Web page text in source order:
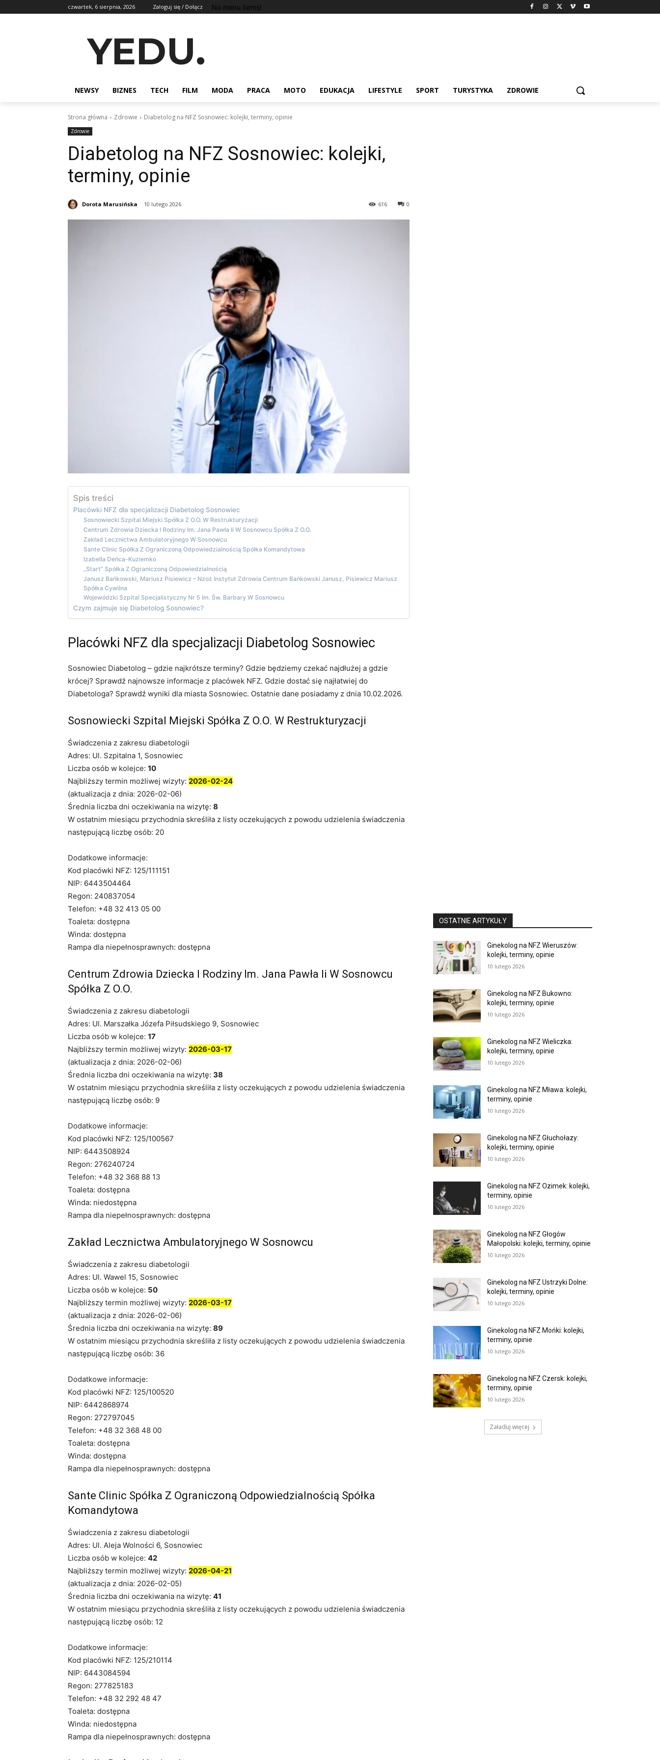
czwartek, 6 sierpnia, 2026 Zaloguj się / Dołącz No menu items!
YEDU.
NEWSY BIZNES TECH FILM MODA PRACA MOTO EDUKACJA LIFESTYLE SPORT TURYSTYKA ZDROWIE
Strona główna Zdrowie Diabetolog na NFZ Sosnowiec: kolejki, terminy, opinie
Zdrowie
Diabetolog na NFZ Sosnowiec: kolejki,
terminy, opinie
Dorota Marusińska 10 lutego 2026 0
616
Spis treści
Placówki NFZ dla specjalizacji Diabetolog Sosnowiec
Sosnowiecki Szpital Miejski Spółka Z O.O. W Restrukturyzacji
Centrum Zdrowia Dziecka I Rodziny Im. Jana Pawła Ii W Sosnowcu Spółka Z O.O.
Zakład Lecznictwa Ambulatoryjnego W Sosnowcu
Sante Clinic Spółka Z Ograniczoną Odpowiedzialnością Spółka Komandytowa
Izabella Deńca-Kuziemko
„Start” Spółka Z Ograniczoną Odpowiedzialnością
Janusz Bańkowski, Mariusz Pisiewicz – Nzoz Instytut Zdrowia Centrum Bańkowski Janusz, Pisiewicz Mariusz
Spółka Cywilna
Wojewódzki Szpital Specjalistyczny Nr 5 Im. Św. Barbary W Sosnowcu
Czym zajmuje się Diabetolog Sosnowiec?
Placówki NFZ dla specjalizacji Diabetolog Sosnowiec
Sosnowiec Diabetolog – gdzie najkrótsze terminy? Gdzie będziemy czekać najdłużej a gdzie
krócej? Sprawdź najnowsze informacje z placówek NFZ. Gdzie dostać się najłatwiej do
Diabetologa? Sprawdź wyniki dla miasta Sosnowiec. Ostatnie dane posiadamy z dnia 10.02.2026.
Sosnowiecki Szpital Miejski Spółka Z O.O. W Restrukturyzacji
Świadczenia z zakresu diabetologii
Adres: Ul. Szpitalna 1, Sosnowiec
Liczba osób w kolejce: 10
Najbliższy termin możliwej wizyty: 2026-02-24
(aktualizacja z dnia: 2026-02-06)
Średnia liczba dni oczekiwania na wizytę: 8
W ostatnim miesiącu przychodnia skreśliła z listy oczekujących z powodu udzielenia świadczenia
następującą liczbę osób: 20
Dodatkowe informacje:
Kod placówki NFZ: 125/111151
NIP: 6443504464
Regon: 240837054
Telefon: +48 32 413 05 00
Toaleta: dostępna
Winda: dostępna
Rampa dla niepełnosprawnych: dostępna
Centrum Zdrowia Dziecka I Rodziny Im. Jana Pawła Ii W Sosnowcu
Spółka Z O.O.
Świadczenia z zakresu diabetologii
Adres: Ul. Marszałka Józefa Piłsudskiego 9, Sosnowiec
Liczba osób w kolejce: 17
Najbliższy termin możliwej wizyty: 2026-03-17
(aktualizacja z dnia: 2026-02-06)
Średnia liczba dni oczekiwania na wizytę: 38
W ostatnim miesiącu przychodnia skreśliła z listy oczekujących z powodu udzielenia świadczenia
następującą liczbę osób: 9
Dodatkowe informacje:
Kod placówki NFZ: 125/100567
NIP: 6443508924
Regon: 276240724
Telefon: +48 32 368 88 13
Toaleta: dostępna
Winda: niedostępna
Rampa dla niepełnosprawnych: dostępna
Zakład Lecznictwa Ambulatoryjnego W Sosnowcu
Świadczenia z zakresu diabetologii
Adres: Ul. Wawel 15, Sosnowiec
Liczba osób w kolejce: 50
Najbliższy termin możliwej wizyty: 2026-03-17
(aktualizacja z dnia: 2026-02-06)
Średnia liczba dni oczekiwania na wizytę: 89
W ostatnim miesiącu przychodnia skreśliła z listy oczekujących z powodu udzielenia świadczenia
następującą liczbę osób: 36
Dodatkowe informacje:
Kod placówki NFZ: 125/100520
NIP: 6442868974
Regon: 272797045
Telefon: +48 32 368 48 00
Toaleta: dostępna
Winda: dostępna
Rampa dla niepełnosprawnych: dostępna
Sante Clinic Spółka Z Ograniczoną Odpowiedzialnością Spółka
Komandytowa
Świadczenia z zakresu diabetologii
Adres: Ul. Aleja Wolności 6, Sosnowiec
Liczba osób w kolejce: 42
Najbliższy termin możliwej wizyty: 2026-04-21
(aktualizacja z dnia: 2026-02-05)
Średnia liczba dni oczekiwania na wizytę: 41
W ostatnim miesiącu przychodnia skreśliła z listy oczekujących z powodu udzielenia świadczenia
następującą liczbę osób: 12
Dodatkowe informacje:
Kod placówki NFZ: 125/210114
NIP: 6443084594
Regon: 277825183
Telefon: +48 32 292 48 47
Toaleta: dostępna
Winda: niedostępna
Rampa dla niepełnosprawnych: dostępna
OSTATNIE ARTYKUŁY
Ginekolog na NFZ Wieruszów:
kolejki, terminy, opinie
10 lutego 2026
Ginekolog na NFZ Bukowno:
kolejki, terminy, opinie
10 lutego 2026
Ginekolog na NFZ Wieliczka:
kolejki, terminy, opinie
10 lutego 2026
Ginekolog na NFZ Mława: kolejki,
terminy, opinie
10 lutego 2026
Ginekolog na NFZ Głuchołazy:
kolejki, terminy, opinie
10 lutego 2026
Ginekolog na NFZ Ozimek: kolejki,
terminy, opinie
10 lutego 2026
Ginekolog na NFZ Głogów
Małopolski: kolejki, terminy, opinie
10 lutego 2026
Ginekolog na NFZ Ustrzyki Dolne:
kolejki, terminy, opinie
10 lutego 2026
Ginekolog na NFZ Mońki: kolejki,
terminy, opinie
10 lutego 2026
Ginekolog na NFZ Czersk: kolejki,
terminy, opinie
10 lutego 2026
Załaduj więcej